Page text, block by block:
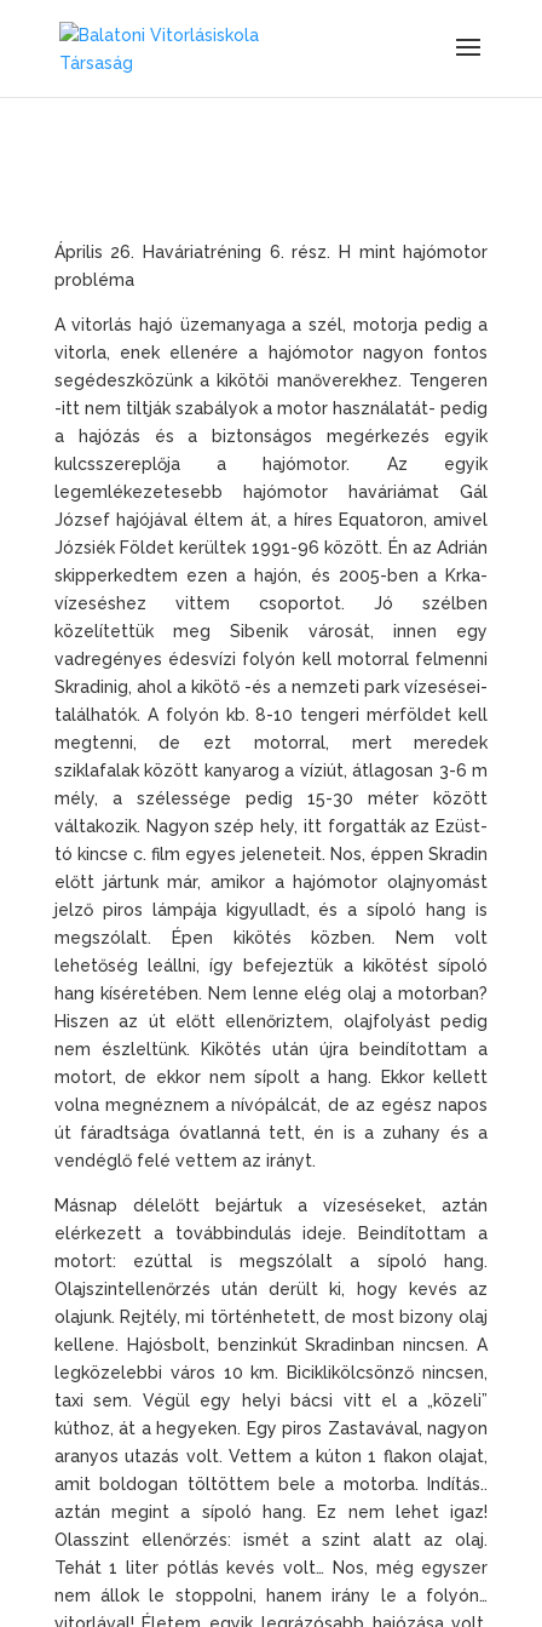
Április 26. Haváriatréning 6. rész. H mint hajómotor
probléma
A vitorlás hajó üzemanyaga a szél, motorja pedig a
vitorla, enek ellenére a hajómotor nagyon fontos
segédeszközünk a kikötői manőverekhez. Tengeren
-itt nem tiltják szabályok a motor használatát- pedig
a hajózás és a biztonságos megérkezés egyik
kulcsszereplőja a hajómotor. Az egyik
legemlékezetesebb hajómotor haváriámat Gál
József hajójával éltem át, a híres Equatoron, amivel
Józsiék Földet kerültek 1991-96 között. Én az Adrián
skipperkedtem ezen a hajón, és 2005-ben a Krka-
vízeséshez vittem csoportot. Jó szélben
közelítettük meg Sibenik városát, innen egy
vadregényes édesvízi folyón kell motorral felmenni
Skradinig, ahol a kikötő -és a nemzeti park vízesései-
találhatók. A folyón kb. 8-10 tengeri mérföldet kell
megtenni, de ezt motorral, mert meredek
sziklafalak között kanyarog a víziút, átlagosan 3-6 m
mély, a szélessége pedig 15-30 méter között
váltakozik. Nagyon szép hely, itt forgatták az Ezüst-
tó kincse c. film egyes jeleneteit. Nos, éppen Skradin
előtt jártunk már, amikor a hajómotor olajnyomást
jelző piros lámpája kigyulladt, és a sípoló hang is
megszólalt. Épen kikötés közben. Nem volt
lehetőség leállni, így befejeztük a kikötést sípoló
hang kíséretében. Nem lenne elég olaj a motorban?
Hiszen az út előtt ellenőriztem, olajfolyást pedig
nem észleltünk. Kikötés után újra beindítottam a
motort, de ekkor nem sípolt a hang. Ekkor kellett
volna megnéznem a nívópálcát, de az egész napos
út fáradtsága óvatlanná tett, én is a zuhany és a
vendéglő felé vettem az irányt.
Másnap délelőtt bejártuk a vízeséseket, aztán
elérkezett a továbbindulás ideje. Beindítottam a
motort: ezúttal is megszólalt a sípoló hang.
Olajszintellenőrzés után derült ki, hogy kevés az
olajunk. Rejtély, mi történhetett, de most bizony olaj
kellene. Hajósbolt, benzinkút Skradinban nincsen. A
legközelebbi város 10 km. Biciklikölcsönző nincsen,
taxi sem. Végül egy helyi bácsi vitt el a „közeli”
kúthoz, át a hegyeken. Egy piros Zastavával, nagyon
aranyos utazás volt. Vettem a kúton 1 flakon olajat,
amit boldogan töltöttem bele a motorba. Indítás..
aztán megint a sípoló hang. Ez nem lehet igaz!
Olasszint ellenőrzés: ismét a szint alatt az olaj.
Tehát 1 liter pótlás kevés volt… Nos, még egyszer
nem állok le stoppolni, hanem irány le a folyón…